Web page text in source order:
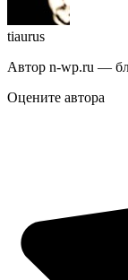
tiaurus
Автор n-wp.ru —
Оцените автора